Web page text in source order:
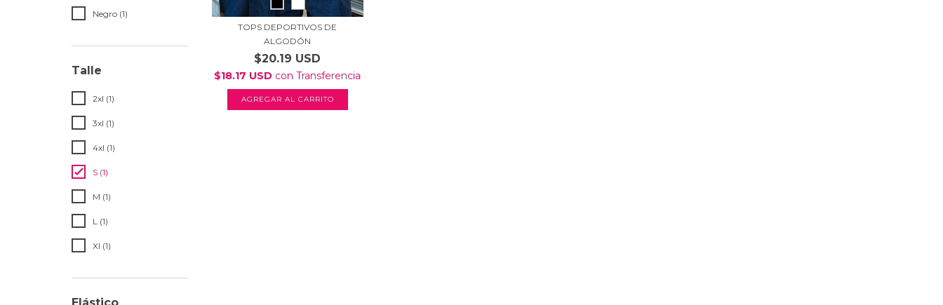
Negro (1)
Talle
2xl (1)
3xl (1)
4xl (1)
S (1)
M (1)
L (1)
Xl (1)
TOPS DEPORTIVOS DE
ALGODÓN
$20.19 USD
$18.17 USD con Transferencia
AGREGAR AL CARRITO